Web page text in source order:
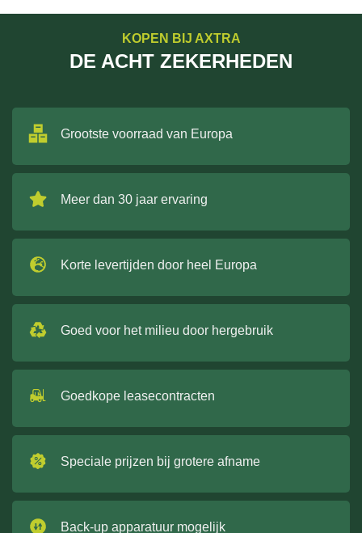
KOPEN BIJ AXTRA
DE ACHT ZEKERHEDEN
Grootste voorraad van Europa
Meer dan 30 jaar ervaring
Korte levertijden door heel Europa
Goed voor het milieu door hergebruik
Goedkope leasecontracten
Speciale prijzen bij grotere afname
Back-up apparatuur mogelijk